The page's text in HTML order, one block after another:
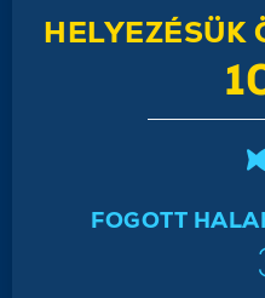
HELYEZÉSÜK
FOGOTT